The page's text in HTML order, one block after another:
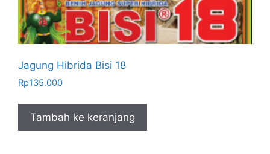
Jagung Hibrida Bisi 18
Rp135.000
Tambah ke keranjang